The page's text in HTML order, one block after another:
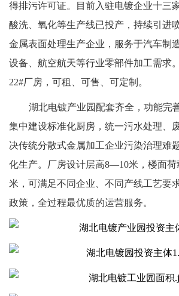
得排污许可证。目前入驻电镀企业十三
酸洗、氧化等生产线已投产，持续引进
金属表面处理生产企业，服务于汽车制
设备、航空航天等行业零部件加工需求
22#厂房，可租、可售、可定制。
湖北电镀产业园配套齐全，功能完
集中建设标准化厨房，统一污水处理、
决传统分散式金属加工企业污染治理难
化生产。厂房设计层高8—10米，楼面
米，可满足不同企业、不同产线工艺要
政策，全过程最优质的运营服务。